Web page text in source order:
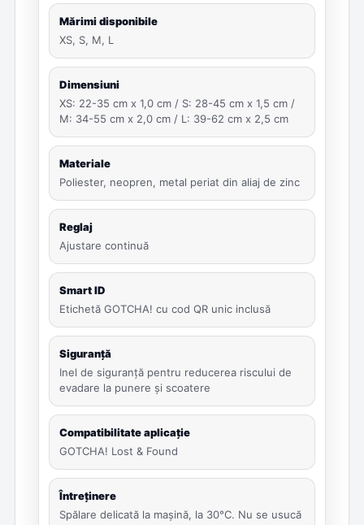
Mărimi disponibile
XS, S, M, L
Dimensiuni
XS: 22-35 cm x 1,0 cm / S: 28-45 cm x 1,5 cm /
M: 34-55 cm x 2,0 cm / L: 39-62 cm x 2,5 cm
Materiale
Poliester, neopren, metal periat din aliaj de zinc
Reglaj
Ajustare continuă
Smart ID
Etichetă GOTCHA! cu cod QR unic inclusă
Siguranță
Inel de siguranță pentru reducerea riscului de
evadare la punere și scoatere
Compatibilitate aplicație
GOTCHA! Lost & Found
Întreținere
Spălare delicată la mașină, la 30°C. Nu se usucă